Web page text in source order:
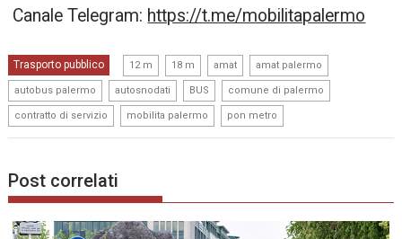
Canale Telegram: https://t.me/mobilitapalermo
Trasporto pubblico 12 m 18 m amat amat palermo
autobus palermo autosnodati BUS comune di palermo
contratto di servizio mobilita palermo pon metro
Post correlati